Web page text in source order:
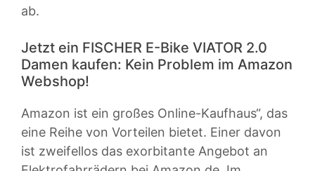
ab.
Jetzt ein FISCHER E-Bike VIATOR 2.0
Damen kaufen: Kein Problem im Amazon
Webshop!
Amazon ist ein großes Online-Kaufhaus“, das
eine Reihe von Vorteilen bietet. Einer davon
ist zweifellos das exorbitante Angebot an